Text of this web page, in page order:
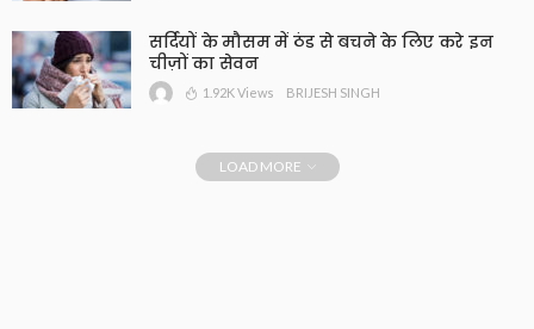
सर्दियों के मौसम में ठंड से बचने के लिए करे इन
चीज़ों का सेवन
1.92K Views BRIJESH SINGH
LOAD MORE